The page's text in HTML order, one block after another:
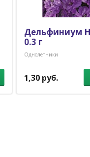
Дельфиниум
0.3 г
Однолетники
1,30 руб.